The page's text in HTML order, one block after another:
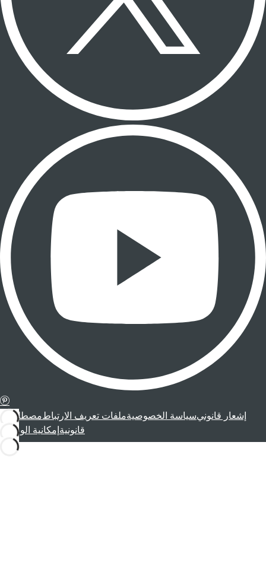
إشعار قانونيسياسة الخصوصيةملفات تعريف الارتباطمصطلحات
قانونية إمكانية الوصول